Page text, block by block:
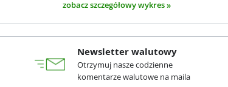
zobacz szczegółowy wykres »
Newsletter walutowy
Otrzymuj nasze codzienne
komentarze walutowe na maila